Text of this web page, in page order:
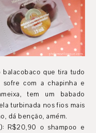
que tira tudo
com a chapinha e
tem um babado
turbinada nos fios mais
dá benção, amém.
R$20,90 o shampoo e